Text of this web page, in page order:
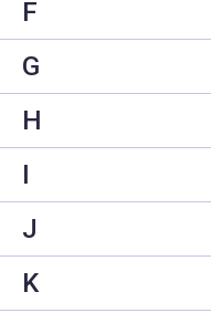
F
G
H
I
J
K